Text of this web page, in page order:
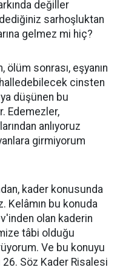
değiller
sarhoşluktan
gelmez mi hiç?
ölüm sonrası, eşyanın
cinsten
düşünen bu
Edemezler,
anlıyoruz
girmiyorum
kader konusunda
Kelâmın bu konuda
olan kaderin
tâbi olduğu
Ve bu konuyu
26. Söz Kader Risalesi